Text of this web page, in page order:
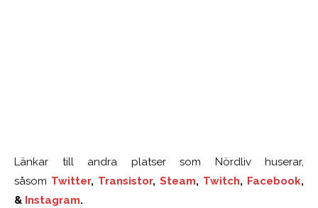
Länkar till andra platser som Nördliv huserar,
såsom Twitter, Transistor, Steam, Twitch, Facebook,
& Instagram.